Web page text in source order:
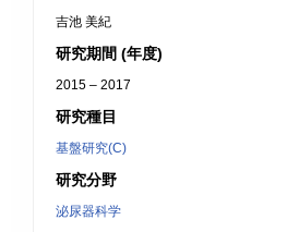
吉池 美紀
研究期間 (年度)
2015 – 2017
研究種目
基盤研究(C)
研究分野
泌尿器科学